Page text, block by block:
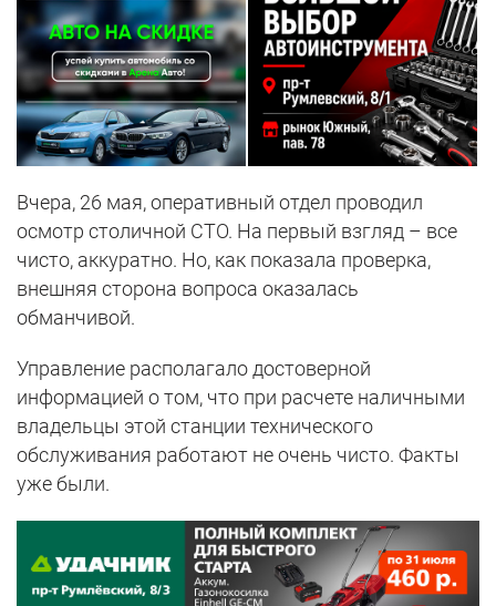
Вчера, 26 мая, оперативный отдел проводил
осмотр столичной СТО. На первый взгляд – все
чисто, аккуратно. Но, как показала проверка,
внешняя сторона вопроса оказалась
обманчивой.
Управление располагало достоверной
информацией о том, что при расчете наличными
владельцы этой станции технического
обслуживания работают не очень чисто. Факты
уже были.